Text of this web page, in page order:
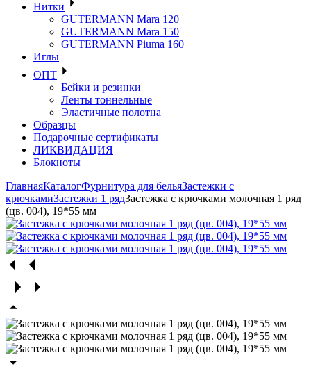
Нитки
GUTERMANN Mara 120
GUTERMANN Mara 150
GUTERMANN Piuma 160
Иглы
ОПТ
Бейки и резинки
Ленты тоннельные
Эластичные полотна
Образцы
Подарочные сертификаты
ЛИКВИДАЦИЯ
Блокноты
ГлавнаяКаталогФурнитура для бельяЗастежки с
крючкамиЗастежки 1 рядЗастежка с крючками молочная 1 ряд
(цв. 004), 19*55 мм